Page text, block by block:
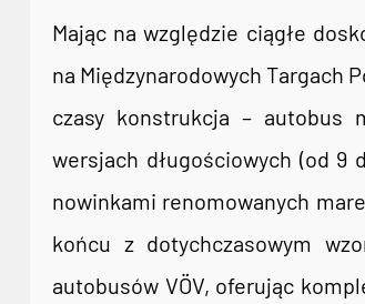
Mając na względzie ciągłe
na Międzynarodowych Targach
czasy konstrukcja – autobus
wersjach długościowych (od 9
nowinkami renomowanych
końcu z dotychczasowym
autobusów VÖV, oferując